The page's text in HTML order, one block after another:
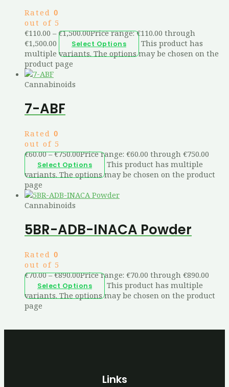
Rated 0
out of 5
€110.00 – €1,500.00Price range: €110.00 through
€1,500.00
Select Options
This product has
multiple variants. The options may be chosen on the
product page
Cannabinoids
7-ABF
Rated 0
out of 5
€60.00 – €750.00Price range: €60.00 through €750.00
Select Options
This product has multiple
variants. The options may be chosen on the product
page
Cannabinoids
5BR-ADB-INACA Powder
Rated 0
out of 5
€70.00 – €890.00Price range: €70.00 through €890.00
Select Options
This product has multiple
variants. The options may be chosen on the product
page
Links